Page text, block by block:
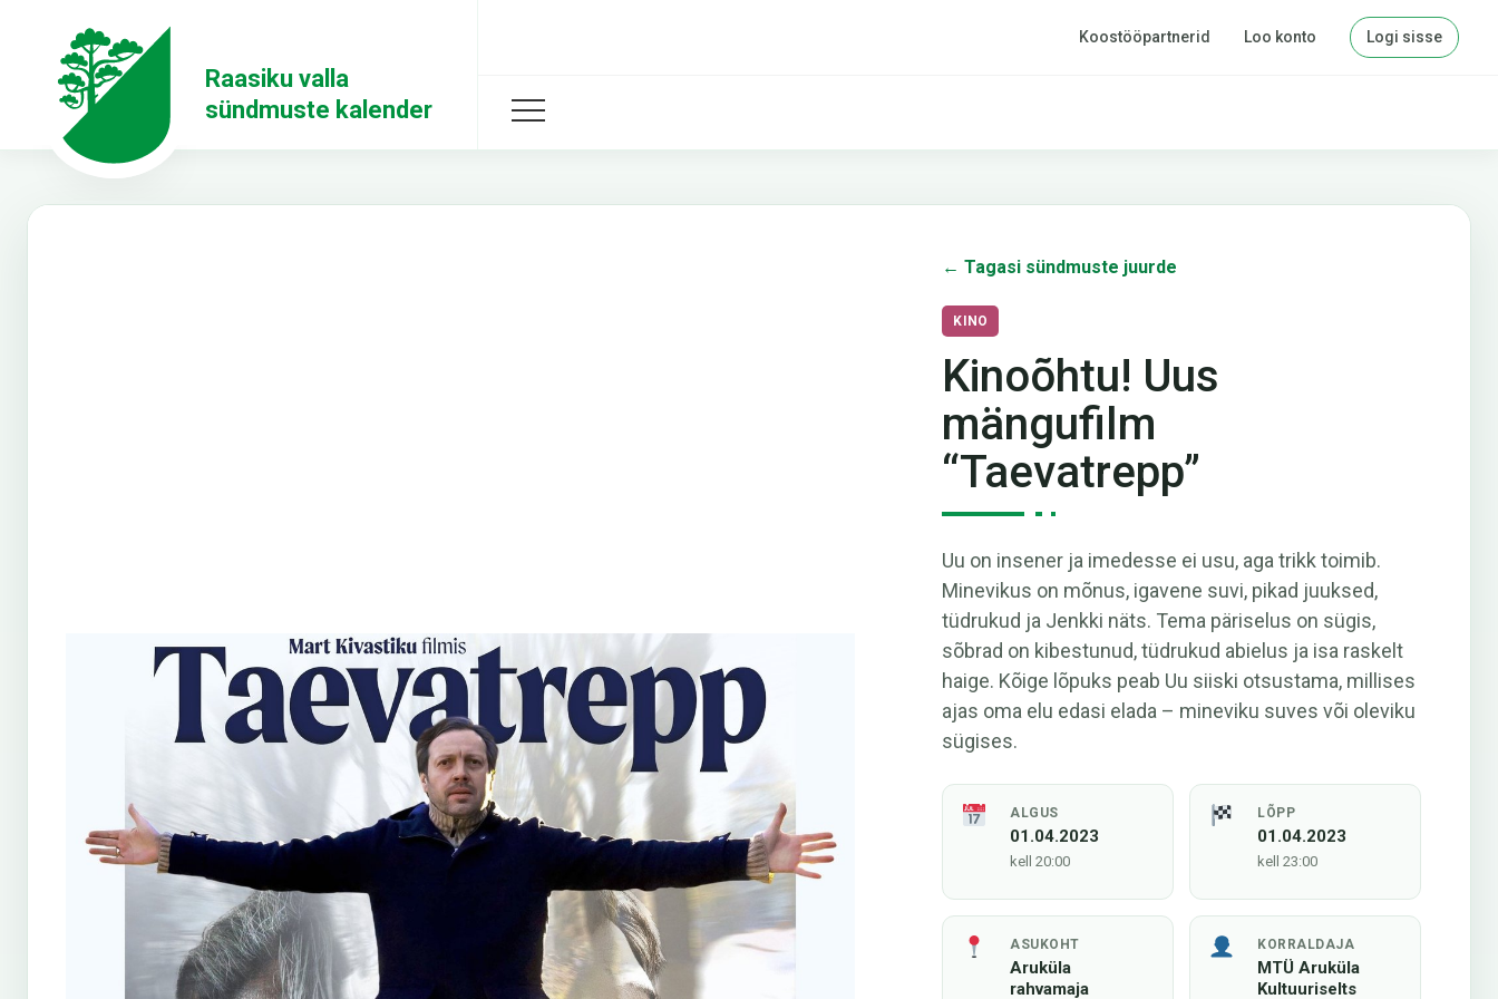
Raasiku valla
sündmuste kalender
Koostööpartnerid Loo konto Logi sisse
← Tagasi sündmuste juurde
KINO
Kinoõhtu! Uus
mängufilm
“Taevatrepp”
Uu on insener ja imedesse ei usu, aga trikk toimib.
Minevikus on mõnus, igavene suvi, pikad juuksed,
tüdrukud ja Jenkki näts. Tema päriselus on sügis,
sõbrad on kibestunud, tüdrukud abielus ja isa raskelt
haige. Kõige lõpuks peab Uu siiski otsustama, millises
ajas oma elu edasi elada – mineviku suves või oleviku
sügises.
ALGUS
01.04.2023
kell 20:00
LÕPP
01.04.2023
kell 23:00
ASUKOHT
Aruküla
rahvamaja
KORRALDAJA
MTÜ Aruküla
Kultuuriselts